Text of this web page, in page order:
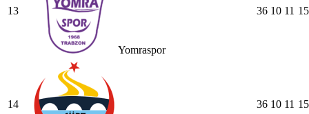
13
Yomraspor
36 10 11 15
14 36 10 11 15